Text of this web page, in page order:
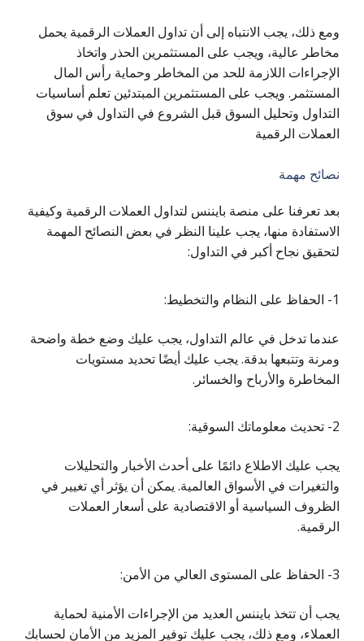
ومع ذلك، يجب الانتباه إلى أن تداول العملات الرقمية يحمل
مخاطر عالية، ويجب على المستثمرين الحذر واتخاذ
الإجراءات اللازمة للحد من المخاطر وحماية رأس المال
المستثمر. ويجب على المستثمرين المبتدئين تعلم أساسيات
التداول وتحليل السوق قبل الشروع في التداول في سوق
العملات الرقمية
نصائح مهمة
بعد تعرفنا على منصة بايننس لتداول العملات الرقمية وكيفية
الاستفادة منها، يجب علينا النظر في بعض النصائح المهمة
لتحقيق نجاح أكبر في التداول:
1- الحفاظ على النظام والتخطيط:
عندما تدخل في عالم التداول، يجب عليك وضع خطة واضحة
ومرنة وتتبعها بدقة. يجب عليك أيضًا تحديد مستويات
المخاطرة والأرباح والخسائر.
2- تحديث معلوماتك السوقية:
يجب عليك الاطلاع دائمًا على أحدث الأخبار والتحليلات
والتغيرات في الأسواق العالمية. يمكن أن يؤثر أي تغيير في
الظروف السياسية أو الاقتصادية على أسعار العملات
الرقمية.
3- الحفاظ على المستوى العالي من الأمن:
يجب أن تتخذ بايننس العديد من الإجراءات الأمنية لحماية
العملاء، ومع ذلك، يجب عليك توفير المزيد من الأمان لحسابك